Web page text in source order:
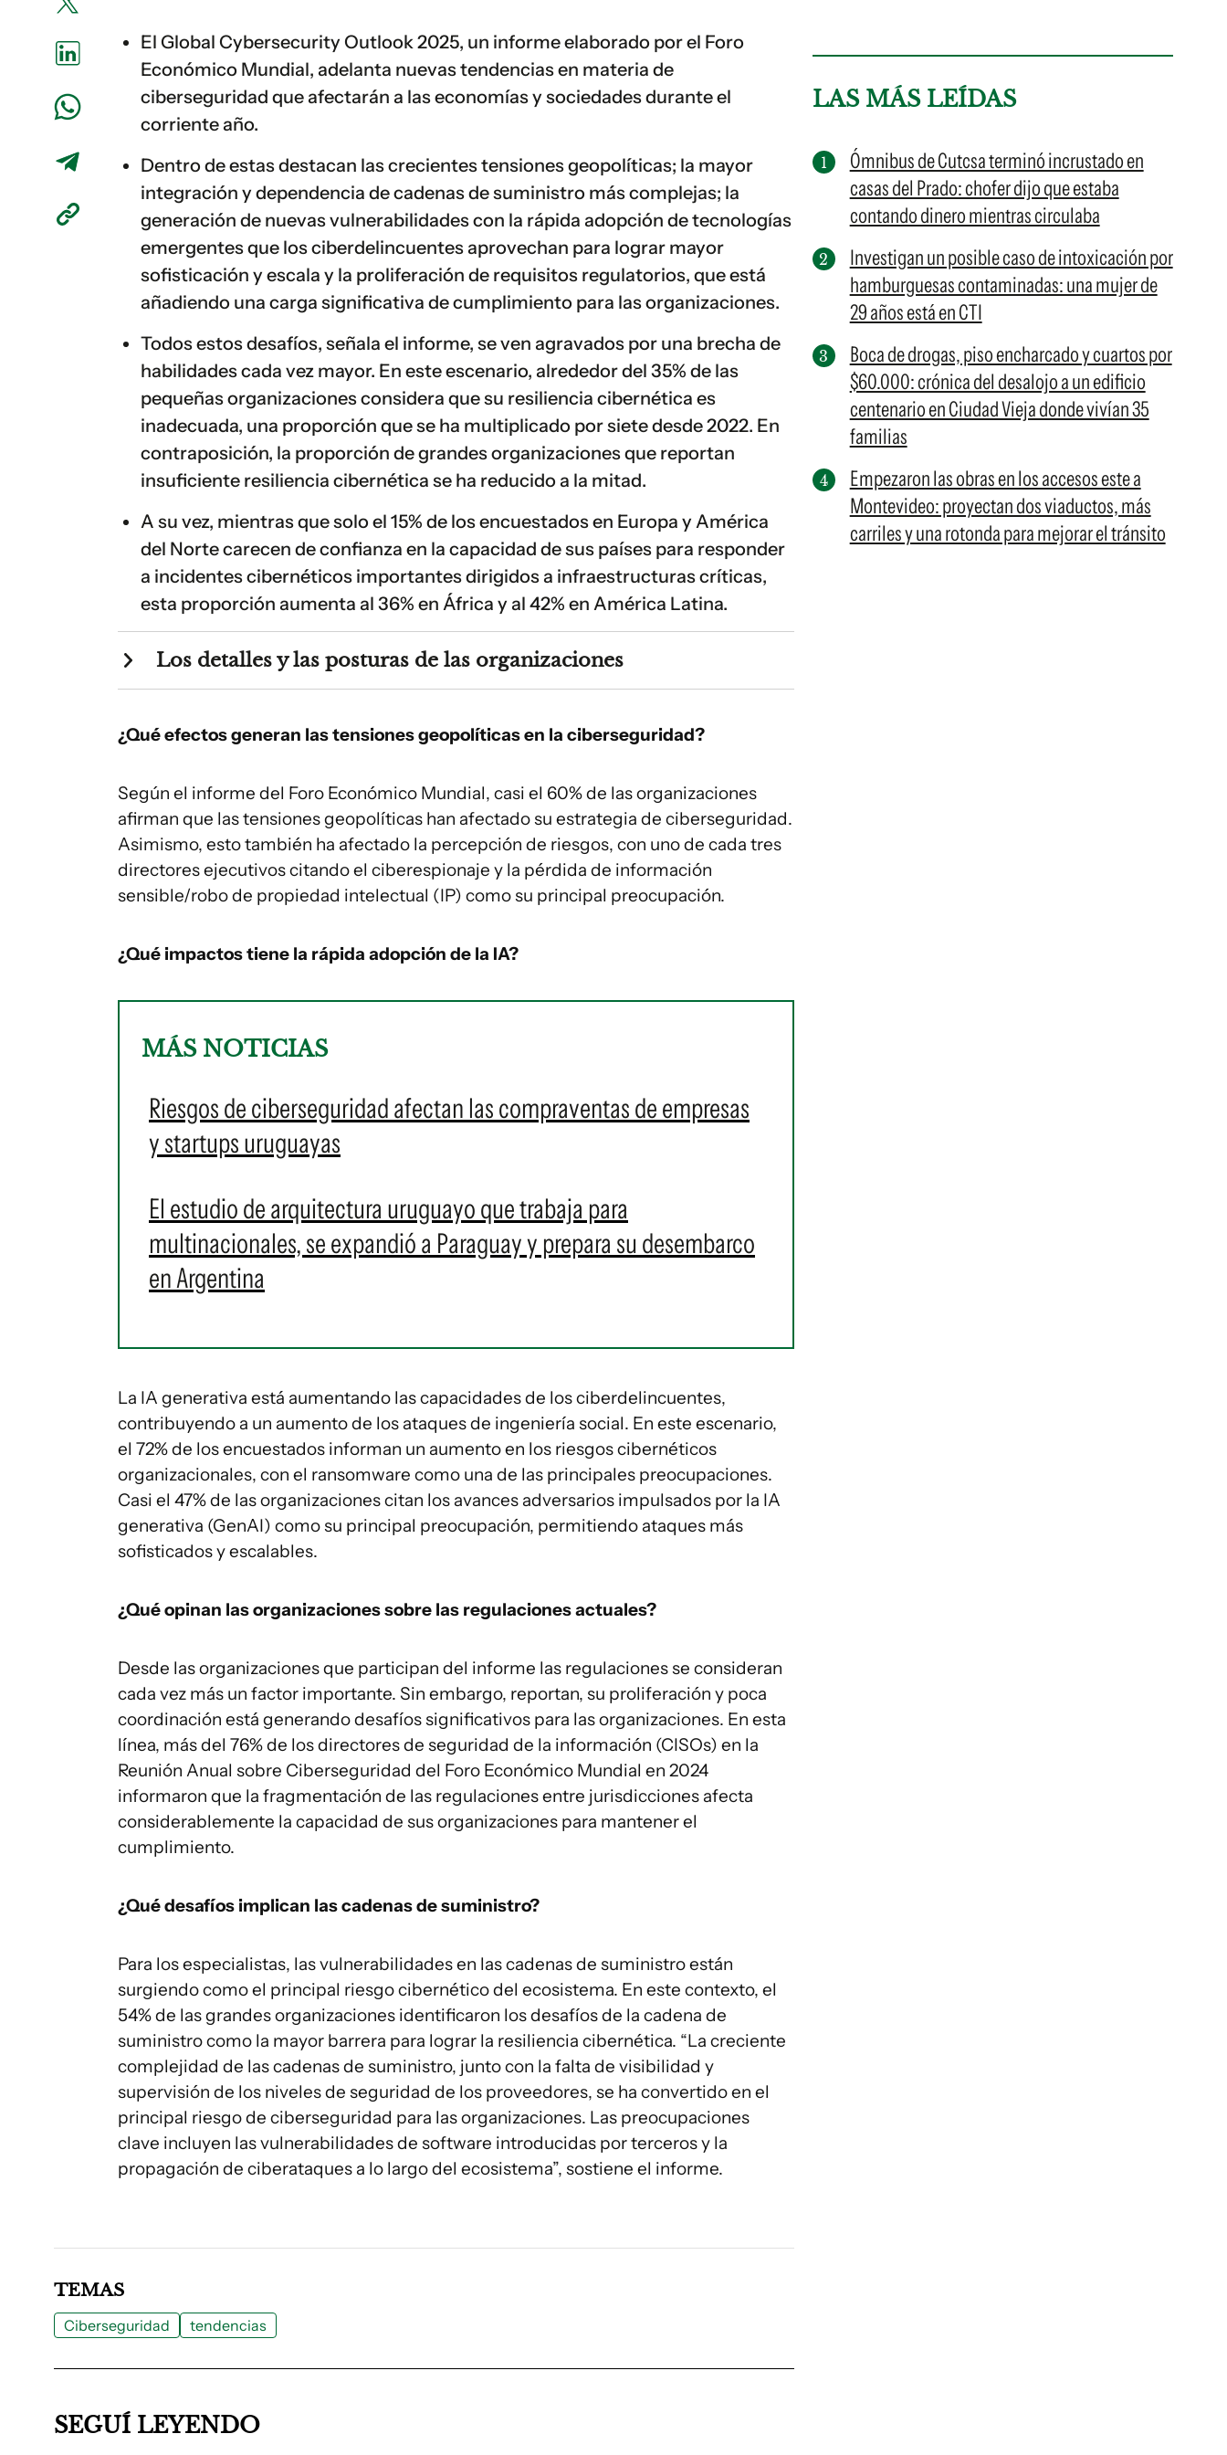
El Global Cybersecurity Outlook 2025, un informe elaborado por el Foro
Económico Mundial, adelanta nuevas tendencias en materia de
ciberseguridad que afectarán a las economías y sociedades durante el
corriente año.
Dentro de estas destacan las crecientes tensiones geopolíticas; la mayor
integración y dependencia de cadenas de suministro más complejas; la
generación de nuevas vulnerabilidades con la rápida adopción de tecnologías
emergentes que los ciberdelincuentes aprovechan para lograr mayor
sofisticación y escala y la proliferación de requisitos regulatorios, que está
añadiendo una carga significativa de cumplimiento para las organizaciones.
Todos estos desafíos, señala el informe, se ven agravados por una brecha de
habilidades cada vez mayor. En este escenario, alrededor del 35% de las
pequeñas organizaciones considera que su resiliencia cibernética es
inadecuada, una proporción que se ha multiplicado por siete desde 2022. En
contraposición, la proporción de grandes organizaciones que reportan
insuficiente resiliencia cibernética se ha reducido a la mitad.
A su vez, mientras que solo el 15% de los encuestados en Europa y América
del Norte carecen de confianza en la capacidad de sus países para responder
a incidentes cibernéticos importantes dirigidos a infraestructuras críticas,
esta proporción aumenta al 36% en África y al 42% en América Latina.
Los detalles y las posturas de las organizaciones
¿Qué efectos generan las tensiones geopolíticas en la ciberseguridad?
Según el informe del Foro Económico Mundial, casi el 60% de las organizaciones
afirman que las tensiones geopolíticas han afectado su estrategia de ciberseguridad.
Asimismo, esto también ha afectado la percepción de riesgos, con uno de cada tres
directores ejecutivos citando el ciberespionaje y la pérdida de información
sensible/robo de propiedad intelectual (IP) como su principal preocupación.
¿Qué impactos tiene la rápida adopción de la IA?
MÁS NOTICIAS
Riesgos de ciberseguridad afectan las compraventas de empresas
y startups uruguayas
El estudio de arquitectura uruguayo que trabaja para
multinacionales, se expandió a Paraguay y prepara su desembarco
en Argentina
La IA generativa está aumentando las capacidades de los ciberdelincuentes,
contribuyendo a un aumento de los ataques de ingeniería social. En este escenario,
el 72% de los encuestados informan un aumento en los riesgos cibernéticos
organizacionales, con el ransomware como una de las principales preocupaciones.
Casi el 47% de las organizaciones citan los avances adversarios impulsados por la IA
generativa (GenAI) como su principal preocupación, permitiendo ataques más
sofisticados y escalables.
¿Qué opinan las organizaciones sobre las regulaciones actuales?
Desde las organizaciones que participan del informe las regulaciones se consideran
cada vez más un factor importante. Sin embargo, reportan, su proliferación y poca
coordinación está generando desafíos significativos para las organizaciones. En esta
línea, más del 76% de los directores de seguridad de la información (CISOs) en la
Reunión Anual sobre Ciberseguridad del Foro Económico Mundial en 2024
informaron que la fragmentación de las regulaciones entre jurisdicciones afecta
considerablemente la capacidad de sus organizaciones para mantener el
cumplimiento.
¿Qué desafíos implican las cadenas de suministro?
Para los especialistas, las vulnerabilidades en las cadenas de suministro están
surgiendo como el principal riesgo cibernético del ecosistema. En este contexto, el
54% de las grandes organizaciones identificaron los desafíos de la cadena de
suministro como la mayor barrera para lograr la resiliencia cibernética. “La creciente
complejidad de las cadenas de suministro, junto con la falta de visibilidad y
supervisión de los niveles de seguridad de los proveedores, se ha convertido en el
principal riesgo de ciberseguridad para las organizaciones. Las preocupaciones
clave incluyen las vulnerabilidades de software introducidas por terceros y la
propagación de ciberataques a lo largo del ecosistema”, sostiene el informe.
LAS MÁS LEÍDAS
Ómnibus de Cutcsa terminó incrustado en
casas del Prado: chofer dijo que estaba
contando dinero mientras circulaba
Investigan un posible caso de intoxicación por
hamburguesas contaminadas: una mujer de
29 años está en CTI
Boca de drogas, piso encharcado y cuartos por
$60.000: crónica del desalojo a un edificio
centenario en Ciudad Vieja donde vivían 35
familias
Empezaron las obras en los accesos este a
Montevideo: proyectan dos viaductos, más
carriles y una rotonda para mejorar el tránsito
TEMAS
Ciberseguridad tendencias
SEGUÍ LEYENDO